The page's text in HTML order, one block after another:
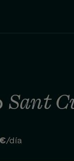
Sant
/día